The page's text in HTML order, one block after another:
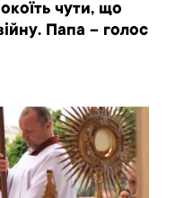
чути, що
Папа – голос